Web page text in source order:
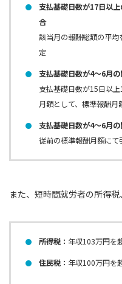
支払基礎日数が17日以
合
該当月の報酬総額の平
定
支払基礎日数が4〜6月
支払基礎日数が15日以
月額として、標準報酬月
支払基礎日数が4〜6月
従前の標準報酬月額にて
また、短時間就労者の所得
所得税： 年収103万円を
住民税： 年収100万円を